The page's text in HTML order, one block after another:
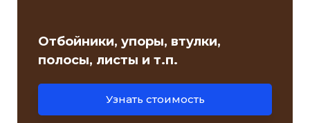
Отбойники, упоры, втулки,
полосы, листы и т.п.
Узнать стоимость